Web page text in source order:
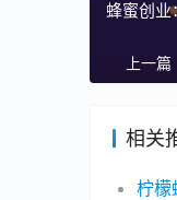
蜂蜜创业
上一篇
相关
柠檬